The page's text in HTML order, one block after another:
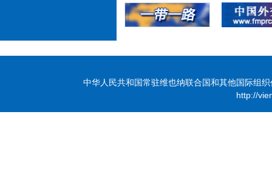
中华人民共和国常驻维也纳联合国和其他国际组
http://